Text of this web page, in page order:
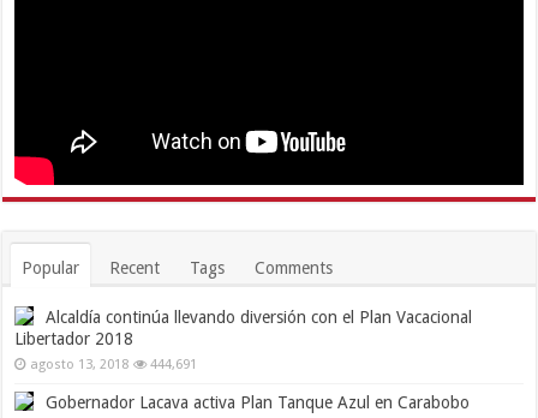
Popular Recent Tags Comments
Alcaldía continúa llevando diversión con el Plan Vacacional
Libertador 2018
agosto 13, 2018 444,691
Gobernador Lacava activa Plan Tanque Azul en Carabobo